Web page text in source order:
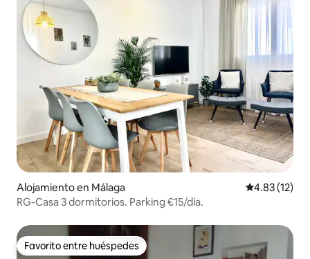
Alojamiento en Málaga Calificación
4.83 (12)
RG-Casa 3 dormitorios. Parking €15/día.
Favorito entre huéspedes
Favorito entre huéspedes